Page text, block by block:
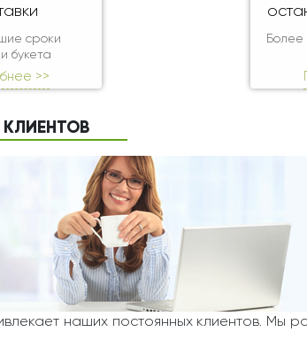
сроки
букета
>>
КЛИЕНТОВ
наших постоянных клиентов. Мы